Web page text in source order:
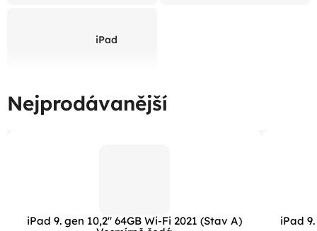
iPad
Nejprodávanější
iPad 9. gen 10,2" 64GB Wi-Fi 2021 (Stav A)
iPad